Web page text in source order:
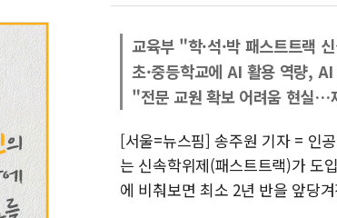
교육부 "학·석·박 패스트트랙
초·중등학교에 AI 활용 역량,
"전문 교원 확보 어려움 현실…
[서울=뉴스핌] 송주원 기자 = 인
는 신속학위제(패스트트랙)가 도
에 비춰보면 최소 2년 반을 앞당